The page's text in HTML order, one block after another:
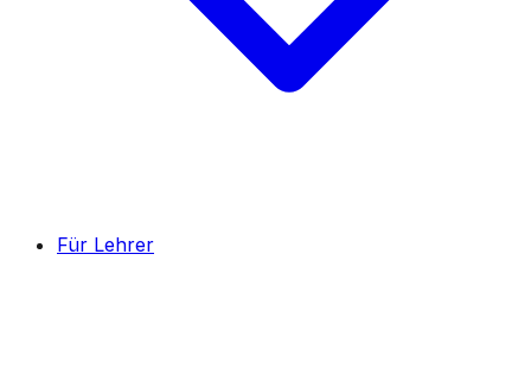
Für Lehrer